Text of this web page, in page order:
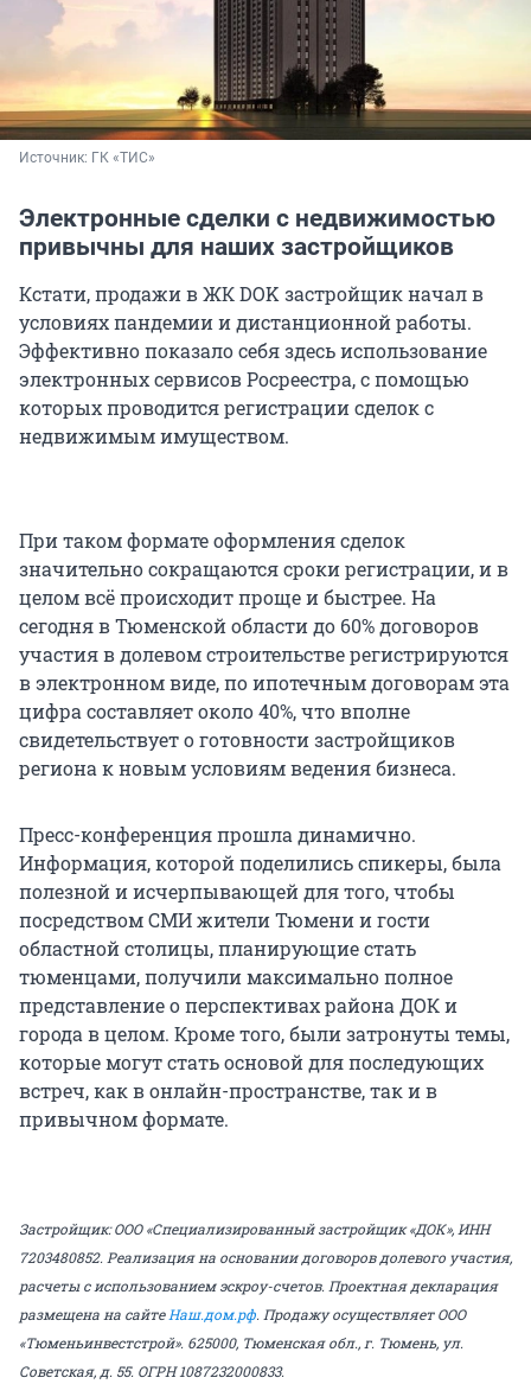
Источник: ГК «ТИС»
Электронные сделки с недвижимостью
привычны для наших застройщиков
Кстати, продажи в ЖК DOK застройщик начал в
условиях пандемии и дистанционной работы.
Эффективно показало себя здесь использование
электронных сервисов Росреестра, с помощью
которых проводится регистрации сделок с
недвижимым имуществом.
При таком формате оформления сделок
значительно сокращаются сроки регистрации, и в
целом всё происходит проще и быстрее. На
сегодня в Тюменской области до 60% договоров
участия в долевом строительстве регистрируются
в электронном виде, по ипотечным договорам эта
цифра составляет около 40%, что вполне
свидетельствует о готовности застройщиков
региона к новым условиям ведения бизнеса.
Пресс-конференция прошла динамично.
Информация, которой поделились спикеры, была
полезной и исчерпывающей для того, чтобы
посредством СМИ жители Тюмени и гости
областной столицы, планирующие стать
тюменцами, получили максимально полное
представление о перспективах района ДОК и
города в целом. Кроме того, были затронуты темы,
которые могут стать основой для последующих
встреч, как в онлайн-пространстве, так и в
привычном формате.
Застройщик: ООО «Специализированный застройщик «ДОК», ИНН
7203480852. Реализация на основании договоров долевого участия,
расчеты с использованием эскроу-счетов. Проектная декларация
размещена на сайтеНаш.дом.рф. Продажу осуществляет ООО
«Тюменьинвестстрой». 625000, Тюменская обл., г. Тюмень, ул.
Советская, д. 55. ОГРН 1087232000833.